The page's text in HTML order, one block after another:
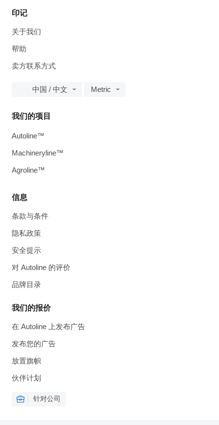
印记
关于我们
帮助
卖方联系方式
中国 / 中文 Metric
信息
条款与条件
隐私政策
安全提示
对 Autoline 的评价
品牌目录
我们的报价
在 Autoline 上发布广告
发布您的广告
放置旗帜
伙伴计划
针对公司
我们的项目
Autoline™
Machineryline™
Agroline™